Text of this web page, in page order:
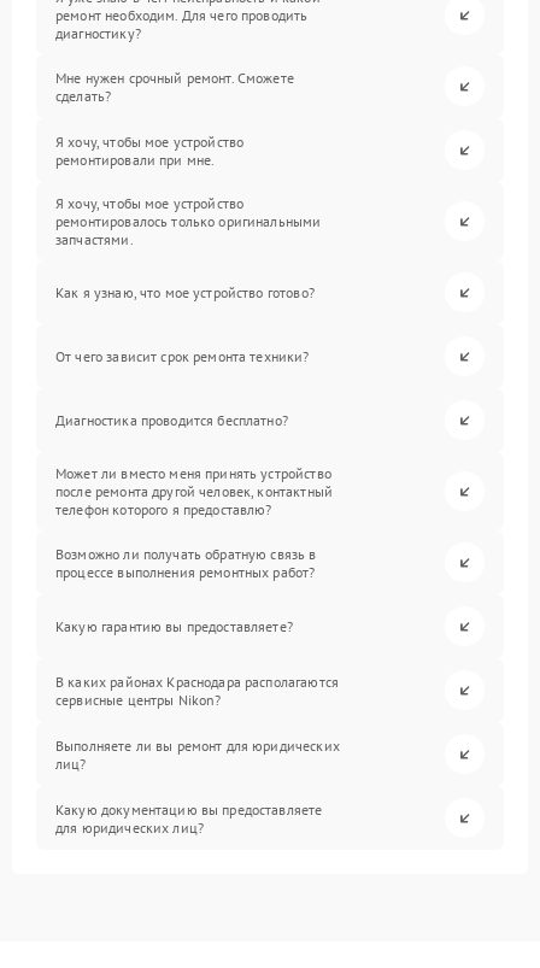
ремонт необходим. Для чего проводить
диагностику?
Мне нужен срочный ремонт. Сможете
сделать?
Я хочу, чтобы мое устройство
ремонтировали при мне.
Я хочу, чтобы мое устройство
ремонтировалось только оригинальными
запчастями.
Как я узнаю, что мое устройство готово?
От чего зависит срок ремонта техники?
Диагностика проводится бесплатно?
Может ли вместо меня принять устройство
после ремонта другой человек, контактный
телефон которого я предоставлю?
Возможно ли получать обратную связь в
процессе выполнения ремонтных работ?
Какую гарантию вы предоставляете?
В каких районах Краснодара располагаются
сервисные центры Nikon?
Выполняете ли вы ремонт для юридических
лиц?
Какую документацию вы предоставляете
для юридических лиц?